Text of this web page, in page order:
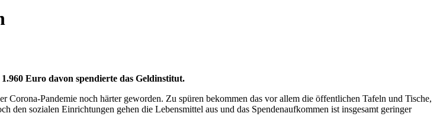
Euro davon spendierte das Geldinstitut.
Pandemie noch härter geworden. Zu spüren bekommen das vor allem die öffentlichen Tafeln und Tische,
sozialen Einrichtungen gehen die Lebensmittel aus und das Spendenaufkommen ist insgesamt geringer